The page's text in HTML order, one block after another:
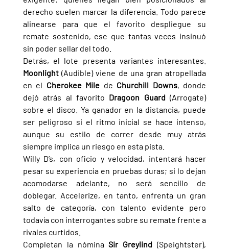
derecho suelen marcar la diferencia. Todo parece
alinearse para que el favorito despliegue su
remate sostenido, ese que tantas veces insinuó
sin poder sellar del todo.
Moonlight (Audible) viene de una gran atropellada
en el Cherokee Mile de Churchill Downs, donde
dejó atrás al favorito Dragoon Guard (Arrogate)
sobre el disco. Ya ganador en la distancia, puede
ser peligroso si el ritmo inicial se hace intenso,
aunque su estilo de correr desde muy atrás
siempre implica un riesgo en esta pista.
Willy D’s, con oficio y velocidad, intentará hacer
pesar su experiencia en pruebas duras; si lo dejan
acomodarse adelante, no será sencillo de
doblegar. Accelerize, en tanto, enfrenta un gran
salto de categoría, con talento evidente pero
todavía con interrogantes sobre su remate frente a
rivales curtidos.
Completan la nómina Sir Greylind